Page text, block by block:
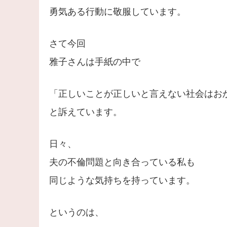
勇気ある行動に敬服しています。
さて今回
雅子さんは手紙の中で
「正しいことが正しいと言えない社会はお
と訴えています。
日々、
夫の不倫問題と向き合っている私も
同じような気持ちを持っています。
というのは、